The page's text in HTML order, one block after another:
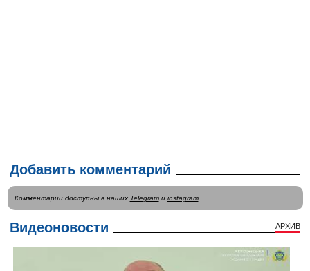
Добавить комментарий
Комментарии доступны в наших Telegramи instagram.
Видеоновости АРХИВ